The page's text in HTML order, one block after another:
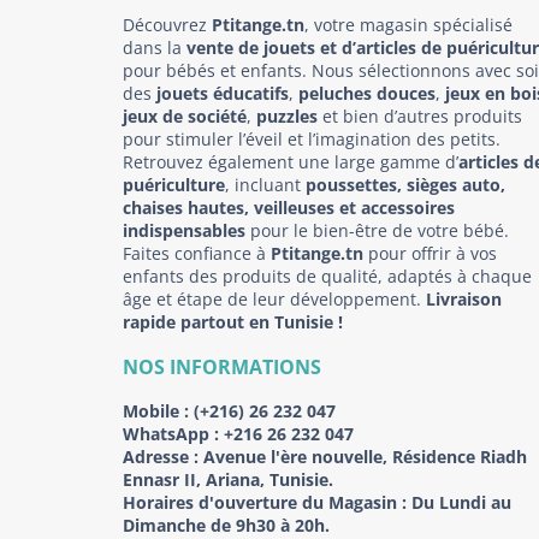
Découvrez Ptitange.tn, votre magasin spécialisé
dans la vente de jouets et d’articles de
pour bébés et enfants. Nous sélectionnons avec
des jouets éducatifs, peluches douces, jeux en
jeux de société, puzzles et bien d’autres produits
pour stimuler l’éveil et l’imagination des petits.
Retrouvez également une large gamme d’articles
puériculture, incluant poussettes, sièges auto,
chaises hautes, veilleuses et accessoires
indispensables pour le bien-être de votre bébé.
Faites confiance à Ptitange.tn pour offrir à vos
enfants des produits de qualité, adaptés à chaque
âge et étape de leur développement. Livraison
rapide partout en Tunisie !
NOS INFORMATIONS
Mobile : (+216) 26 232 047
WhatsApp : +216 26 232 047
Adresse : Avenue l'ère nouvelle, Résidence Riadh
Ennasr II, Ariana, Tunisie.
Horaires d'ouverture du Magasin : Du Lundi au
Dimanche de 9h30 à 20h.